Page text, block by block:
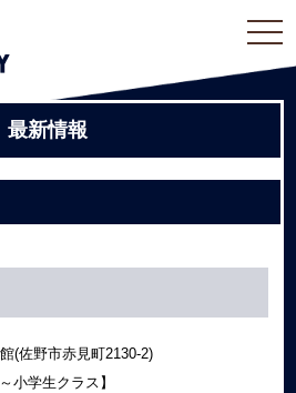
最新情報
(佐野市赤見町2130-2)
小学生クラス】